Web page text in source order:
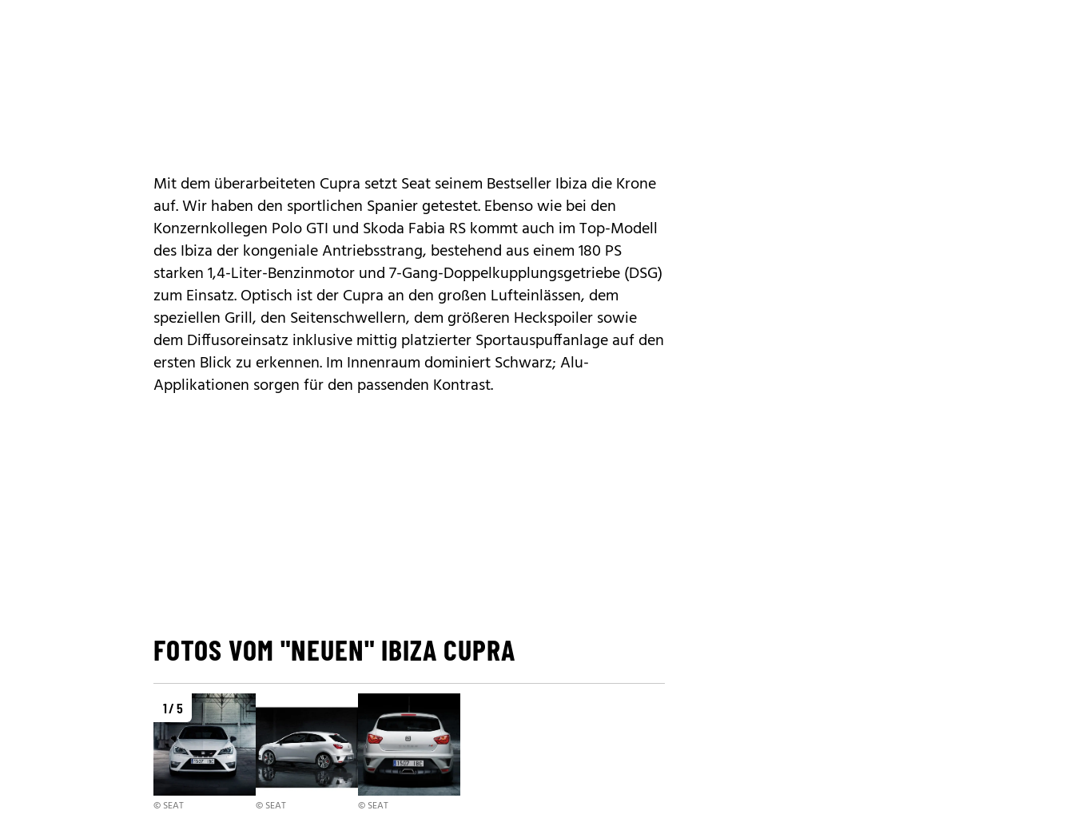
Mit dem überarbeiteten Cupra setztSeatseinem BestsellerIbizadie Krone
auf. Wir haben den sportlichen Spanier getestet. Ebenso wie bei den
Konzernkollegen Polo GTI und Skoda Fabia RS kommt auch im Top-Modell
des Ibiza der kongeniale Antriebsstrang, bestehend aus einem 180 PS
starken 1,4-Liter-Benzinmotor und 7-Gang-Doppelkupplungsgetriebe (DSG)
zum Einsatz. Optisch ist der Cupra an den großen Lufteinlässen, dem
speziellen Grill, den Seitenschwellern, dem größeren Heckspoiler sowie
dem Diffusoreinsatz inklusive mittig platzierter Sportauspuffanlage auf den
ersten Blick zu erkennen. Im Innenraum dominiert Schwarz; Alu-
Applikationen sorgen für den passenden Kontrast.
FOTOS VOM "NEUEN" IBIZA CUPRA
1 / 5
© SEAT © SEAT © SEAT